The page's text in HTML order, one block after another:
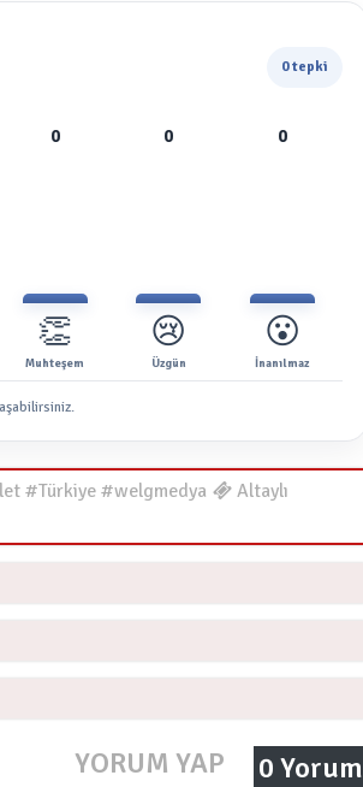
0 tepki
0
👏
Muhteşem
0
😢
Üzgün
0
😮
İnanılmaz
#Türkiye #welgmedya
Altaylı
0 Yorum
YORUM YAP